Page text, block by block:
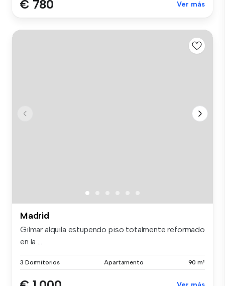
€ 780 Ver más
Madrid
Gilmar alquila estupendo piso totalmente reformado
en la ...
3 Dormitorios Apartamento 90 m²